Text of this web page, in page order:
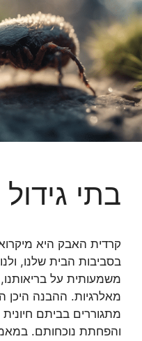
בתי
קרדית האבק היא
בסביבות הבית שלנו,
משמעותית על
מאלרגיות. ההבנה היכן
מתגוררים בביתם
והפחתת נוכחותם.